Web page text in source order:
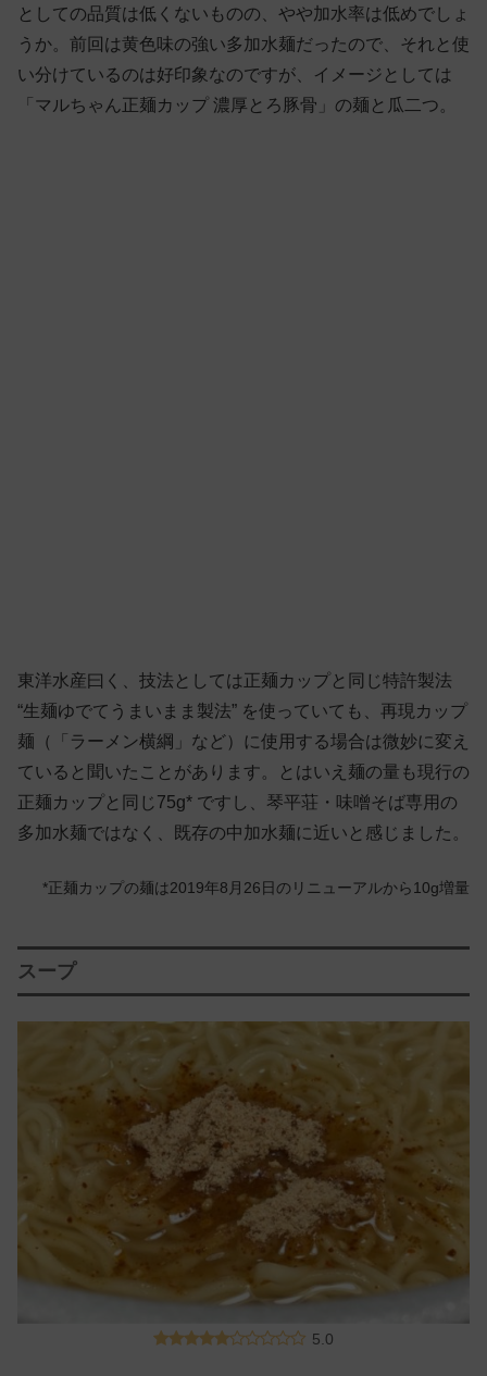
としての品質は低くないものの、やや加水率は低めでしょ
うか。前回は黄色味の強い多加水麺だったので、それと使
い分けているのは好印象なのですが、イメージとしては
「マルちゃん正麺カップ 濃厚とろ豚骨」の麺と瓜二つ。
東洋水産曰く、技法としては正麺カップと同じ特許製法
“生麺ゆでてうまいまま製法” を使っていても、再現カップ
麺（「ラーメン横綱」など）に使用する場合は微妙に変え
ていると聞いたことがあります。とはいえ麺の量も現行の
正麺カップと同じ75g* ですし、琴平荘・味噌そば専用の
多加水麺ではなく、既存の中加水麺に近いと感じました。
*正麺カップの麺は2019年8月26日のリニューアルから10g増量
スープ
5.0